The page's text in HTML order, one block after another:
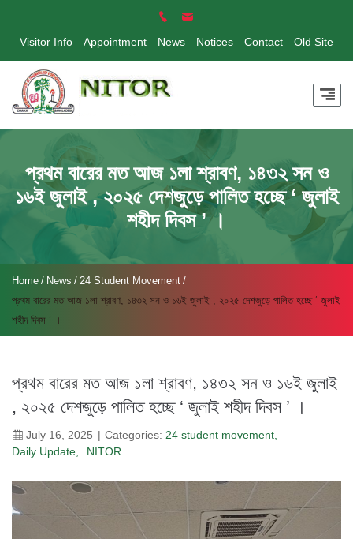
Visitor Info Appointment News Notices Contact Old Site
প্রথম বারের মত আজ ১লা শ্রাবণ, ১৪৩২ সন ও
১৬ই জুলাই , ২০২৫ দেশজুড়ে পালিত হচ্ছে ‘ জুলাই
শহীদ দিবস ’ ।
Home News
24 Student Movement
প্রথম বারের মত আজ ১লা শ্রাবণ, ১৪৩২ সন ও ১৬ই জুলাই , ২০২৫ দেশজুড়ে পালিত হচ্ছে ‘ জুলাই
শহীদ দিবস ’ ।
প্রথম বারের মত আজ ১লা শ্রাবণ, ১৪৩২ সন ও ১৬ই জুলাই
, ২০২৫ দেশজুড়ে পালিত হচ্ছে ‘ জুলাই শহীদ দিবস ’ ।
July 16, 2025 Categories: 24 student movement
Daily Update
NITOR